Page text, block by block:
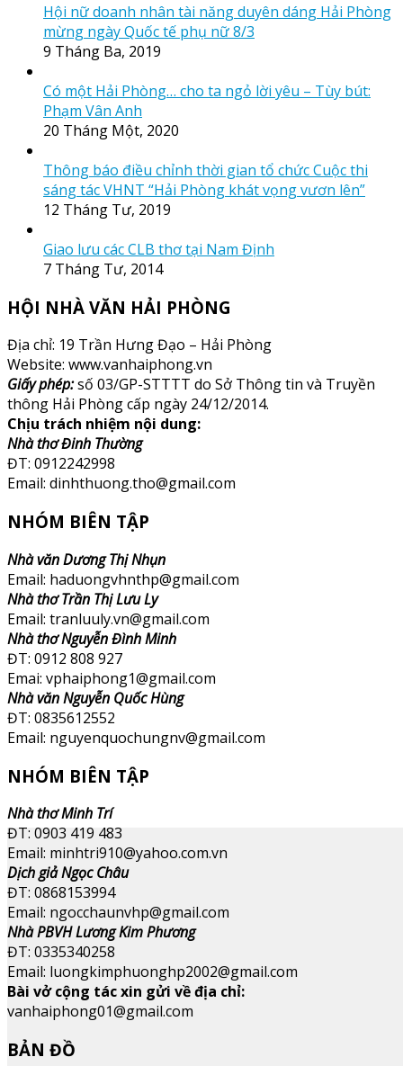
Hội nữ doanh nhân tài năng duyên dáng Hải Phòng
mừng ngày Quốc tế phụ nữ 8/3
9 Tháng Ba, 2019
Có một Hải Phòng… cho ta ngỏ lời yêu – Tùy bút:
Phạm Vân Anh
20 Tháng Một, 2020
Thông báo điều chỉnh thời gian tổ chức Cuộc thi
sáng tác VHNT “Hải Phòng khát vọng vươn lên”
12 Tháng Tư, 2019
Giao lưu các CLB thơ tại Nam Định
7 Tháng Tư, 2014
HỘI NHÀ VĂN HẢI PHÒNG
Địa chỉ: 19 Trần Hưng Đạo – Hải Phòng
Website: www.vanhaiphong.vn
Giấy phép:số 03/GP-STTTT do Sở Thông tin và Truyền
thông Hải Phòng cấp ngày 24/12/2014.
Chịu trách nhiệm nội dung:
Nhà thơ Đinh Thường
ĐT: 0912242998
Email: dinhthuong.tho@gmail.com
NHÓM BIÊN TẬP
Nhà văn Dương Thị Nhụn
Email: haduongvhnthp@gmail.com
Nhà thơ Trần Thị Lưu Ly
Email: tranluuly.vn@gmail.com
Nhà thơ Nguyễn Đình Minh
ĐT: 0912 808 927
Emai: vphaiphong1@gmail.com
Nhà văn Nguyễn Quốc Hùng
ĐT: 0835612552
Email: nguyenquochungnv@gmail.com
NHÓM BIÊN TẬP
Nhà thơ Minh Trí
ĐT: 0903 419 483
Email: minhtri910@yahoo.com.vn
Dịch giả Ngọc Châu
ĐT: 0868153994
Email: ngocchaunvhp@gmail.com
Nhà PBVH Lương Kim Phương
ĐT: 0335340258
Email: luongkimphuonghp2002@gmail.com
Bài vở cộng tác xin gửi về địa chỉ:
vanhaiphong01@gmail.com
BẢN ĐỒ